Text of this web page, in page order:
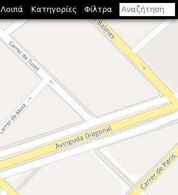
Λοιπά Κατηγορίες Φίλτρα